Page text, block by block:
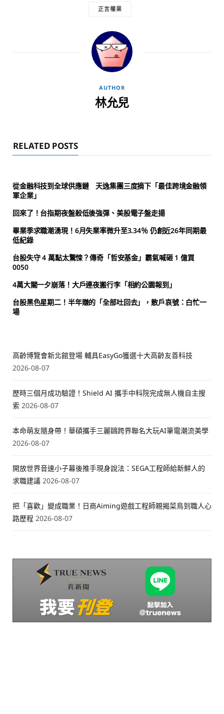
正言權業
AUTHOR
林允兒
RELATED POSTS
從金融科技到全球供應鏈 天逸集團三度摘下「最佳跨境金融領
軍企業」
回來了！台指期夜盤殺低後強彈、美股電子盤走揚
畢業季求職潮湧現！6月失業率微升至3.34％ 仍創近26年同期最
低紀錄
台股失守 4 萬點太驚悚？傳奇「哲安基金」霸氣喊砸 1 億買
0050
4萬大關一夕崩落！大戶連夜搬行李「相約公園報到」
台股黑色星期二！半年賺的「全部吐回去」，散戶哀號：白忙一
場
高齡博覽會新北館登場 輔具EasyGo獲選十大高齡友善科技
2026-08-07
歷時三個月成功驗證！Shield AI 攜手中科院完成無人機自主搜
索 2026-08-07
本命萌友隨身帶！華碩攜手三麗鷗跨界聯名大玩AI筆電潮流美學
2026-08-07
開放世界音速小子幕後推手現身說法：SEGA工程師給新鮮人的
求職建議 2026-08-07
把「喜歡」變成職業！日商Aiming遊戲工程師親揭菜鳥到職人心
路歷程 2026-08-07